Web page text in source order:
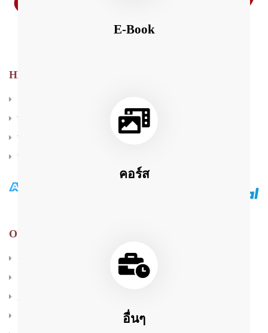
E-Book
คอร์ส
อื่นๆ
HELP & SUPPORT
วิธีซื้อคอร์สออนไลน์
วิธีเข้าเรียนคอร์สออนไลน์
วิธีชำระเงิน
OUR PRODUCTS
Audiobook | หนังสือเสียง
Interactive Ebook | หนังสือดิจิตอล